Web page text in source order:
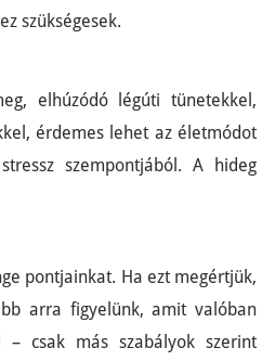
szükségesek.
elhúzódó légúti tünetekkel,
érdemes lehet az életmódot
szempontjából. A hideg
pontjainkat. Ha ezt megértjük,
arra figyelünk, amit valóban
csak más szabályok szerint